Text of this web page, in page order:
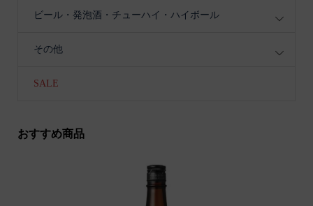
ビール・発泡酒・チューハイ・ハイボール
その他
SALE
おすすめ商品